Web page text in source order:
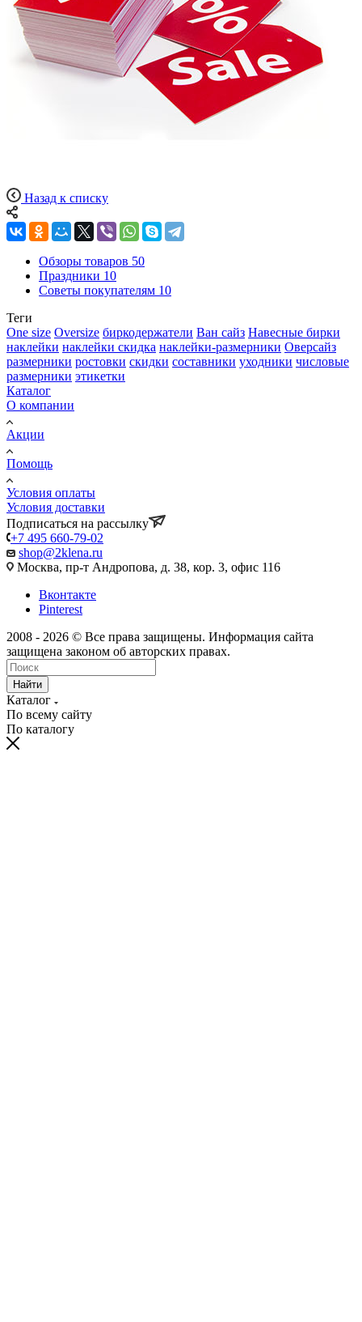
Назад к списку
Обзоры товаров 50
Праздники 10
Советы покупателям 10
Теги
One size Oversize биркодержатели Ван сайз Навесные бирки
наклейки наклейки скидка наклейки-размерники Оверсайз
размерники ростовки скидки составники уходники числовые
размерники этикетки
Каталог
О компании
Акции
Помощь
Условия оплаты
Условия доставки
Подписаться на рассылку
+7 495 660-79-02
shop@2klena.ru
Москва, пр-т Андропова, д. 38, кор. 3, офис 116
Вконтакте
Pinterest
2008 - 2026 © Все права защищены. Информация сайта
защищена законом об авторских правах.
Найти
Каталог
По всему сайту
По каталогу